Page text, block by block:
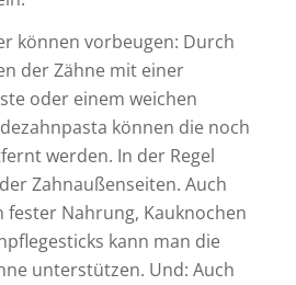
können vorbeugen: Durch
der Zähne mit einer
oder einem weichen
können die noch
werden. In der Regel
Zahnaußenseiten. Auch
fester Nahrung, Kauknochen
kann man die
unterstützen. Und: Auch